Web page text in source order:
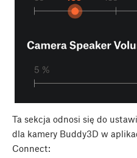
Ta sekcja odnosi się do
dla kamery Buddy3D w
Connect: